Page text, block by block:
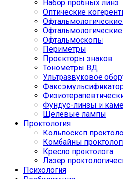
Набор пробных линз
Оптические
Офтальмоскопы
Периметры
Проекторы знаков
Тонометры ВД
Ультразвуковое
Фундус-линзы и
Щелевые лампы
Проктология
Кольпоскоп
Комбайны
Кресло проктолога
Лазер
Психология